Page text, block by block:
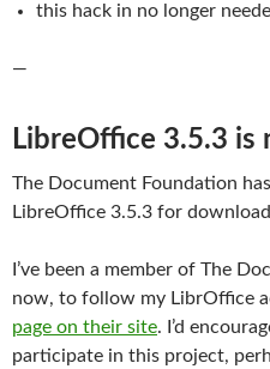
this hack in no longer
—
LibreOffice 3.5.3 is
The Document Foundation
LibreOffice 3.5.3 for
I’ve been a member of The
now, to follow my LibrOffice
page on their site. I’d
participate in this project,